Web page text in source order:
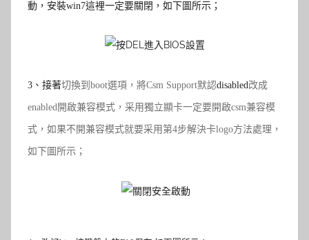
動，安裝win7這裡一定要關閉， 如下圖所示 ；
3 、接著切換到boot選項，將Csm Support默認disabled改成
enabled開啟兼容模式，采用獨立顯卡一定要開啟csm兼容模
式，如果不開兼容模式就要采用第4步解決卡logo方法處理，
如下圖所示；